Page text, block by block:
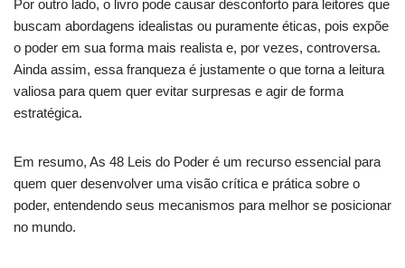
Por outro lado, o livro pode causar desconforto para leitores que
buscam abordagens idealistas ou puramente éticas, pois expõe
o poder em sua forma mais realista e, por vezes, controversa.
Ainda assim, essa franqueza é justamente o que torna a leitura
valiosa para quem quer evitar surpresas e agir de forma
estratégica.
Em resumo, As 48 Leis do Poder é um recurso essencial para
quem quer desenvolver uma visão crítica e prática sobre o
poder, entendendo seus mecanismos para melhor se posicionar
no mundo.